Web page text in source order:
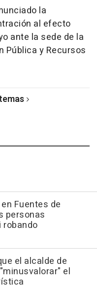
la
al efecto
ante la sede de la
Pública y Recursos
Fuentes de
personas
el alcalde de
el